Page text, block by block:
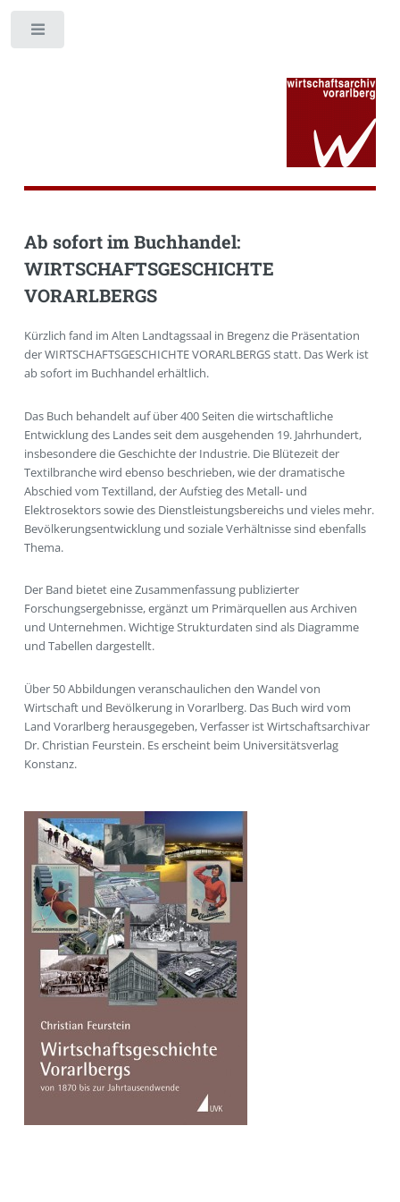
Ab sofort im Buchhandel:
WIRTSCHAFTSGESCHICHTE
VORARLBERGS
Kürzlich fand im Alten Landtagssaal in Bregenz die Präsentation
der WIRTSCHAFTSGESCHICHTE VORARLBERGS statt. Das Werk ist
ab sofort im Buchhandel erhältlich.
Das Buch behandelt auf über 400 Seiten die wirtschaftliche
Entwicklung des Landes seit dem ausgehenden 19. Jahrhundert,
insbesondere die Geschichte der Industrie. Die Blütezeit der
Textilbranche wird ebenso beschrieben, wie der dramatische
Abschied vom Textilland, der Aufstieg des Metall- und
Elektrosektors sowie des Dienstleistungsbereichs und vieles mehr.
Bevölkerungsentwicklung und soziale Verhältnisse sind ebenfalls
Thema.
Der Band bietet eine Zusammenfassung publizierter
Forschungsergebnisse, ergänzt um Primärquellen aus Archiven
und Unternehmen. Wichtige Strukturdaten sind als Diagramme
und Tabellen dargestellt.
Über 50 Abbildungen veranschaulichen den Wandel von
Wirtschaft und Bevölkerung in Vorarlberg. Das Buch wird vom
Land Vorarlberg herausgegeben, Verfasser ist Wirtschaftsarchivar
Dr. Christian Feurstein. Es erscheint beim Universitätsverlag
Konstanz.